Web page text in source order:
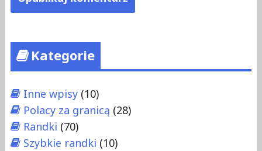
Kategorie
Inne wpisy(10)
Polacy za granicą (28)
Randki (70)
Szybkie randki (10)